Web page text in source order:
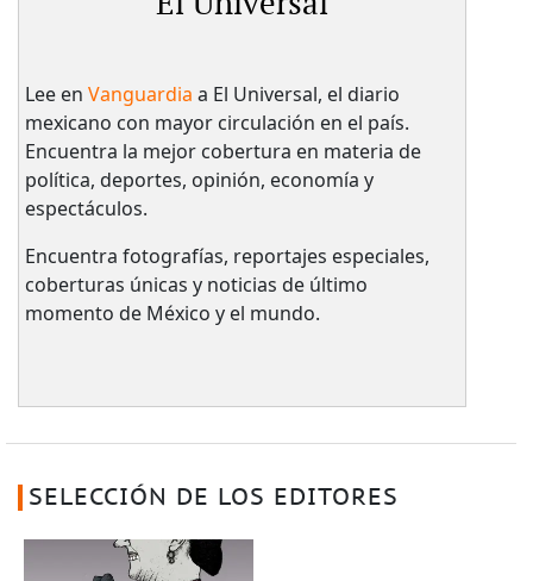
Lee en Vanguardia a El Universal, el diario
mexicano con mayor circulación en el país.​
Encuentra la mejor cobertura en materia de
política, deportes, opinión, economía y
espectáculos.
Encuentra fotografías, reportajes especiales,
coberturas únicas y noticias de último
momento de México y el mundo.
SELECCIÓN DE LOS EDITORES